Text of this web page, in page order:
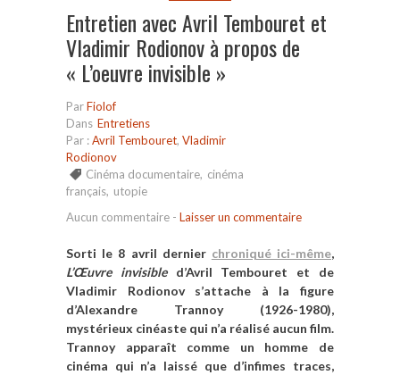
Entretien avec Avril Tembouret et
Vladimir Rodionov à propos de
« L’oeuvre invisible »
ParFiolof
Dans Entretiens
Par :Avril Tembouret, Vladimir
Rodionov
Cinéma documentaire, cinéma
français, utopie
Aucun commentaire - Laisser un commentaire
Sorti le 8 avril dernier chroniqué ici-même,
L’Œuvre invisibled’Avril Tembouret et de
Vladimir Rodionov s’attache à la figure
d’Alexandre Trannoy (1926-1980),
mystérieux cinéaste qui n’a réalisé aucun film.
Trannoy apparaît comme un homme de
cinéma qui n’a laissé que d’infimes traces,